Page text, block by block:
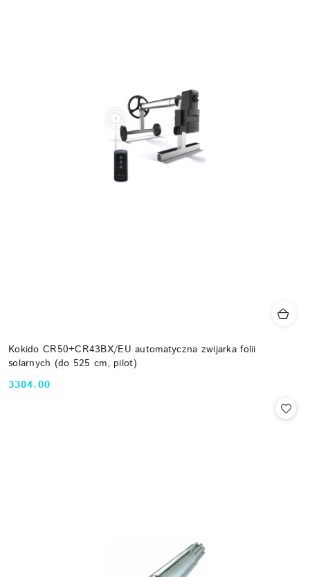
Kokido CR50+CR43BX/EU automatyczna zwijarka folii
solarnych (do 525 cm, pilot)
Cena:
3304.00